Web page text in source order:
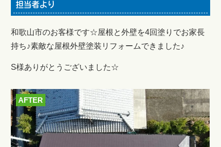
担当者より
和歌山市のお客様です☆屋根と外壁を4回塗りでお家長
持ち♪素敵な屋根外壁塗装リフォームできました♪
S様ありがとうございました☆
AFTER